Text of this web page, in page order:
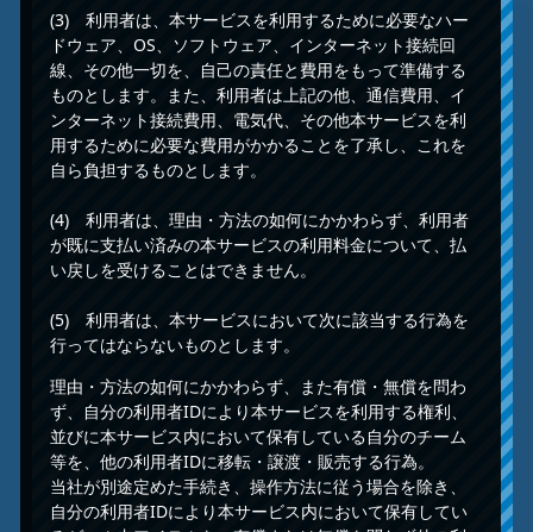
(3) 利用者は、本サービスを利用するために必要なハー
ドウェア、OS、ソフトウェア、インターネット接続回
線、その他一切を、自己の責任と費用をもって準備する
ものとします。また、利用者は上記の他、通信費用、イ
ンターネット接続費用、電気代、その他本サービスを利
用するために必要な費用がかかることを了承し、これを
自ら負担するものとします。
(4) 利用者は、理由・方法の如何にかかわらず、利用者
が既に支払い済みの本サービスの利用料金について、払
い戻しを受けることはできません。
(5) 利用者は、本サービスにおいて次に該当する行為を
行ってはならないものとします。
理由・方法の如何にかかわらず、また有償・無償を問わ
ず、自分の利用者IDにより本サービスを利用する権利、
並びに本サービス内において保有している自分のチーム
等を、他の利用者IDに移転・譲渡・販売する行為。
当社が別途定めた手続き、操作方法に従う場合を除き、
自分の利用者IDにより本サービス内において保有してい